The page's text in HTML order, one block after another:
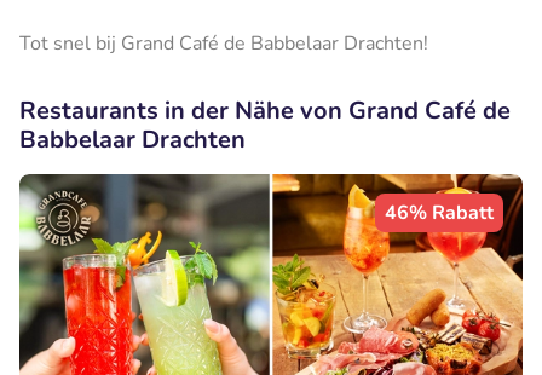
Tot snel bij Grand Café de Babbelaar Drachten!
Restaurants in der Nähe von Grand Café de
Babbelaar Drachten
46% Rabatt